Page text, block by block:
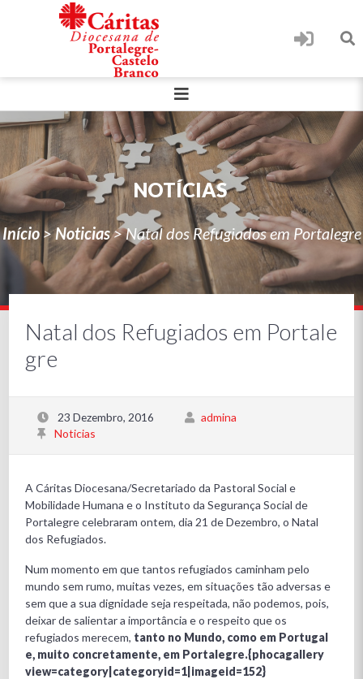
NOTÍCIAS
Início >Noticias>Natal dos Refugiados em Portalegre
Natal dos Refugiados em Portale
gre
23 Dezembro, 2016
admina
Noticias
A Cáritas Diocesana/Secretariado da Pastoral Social e
Mobilidade Humana e o Instituto da Segurança Social de
Portalegre celebraram ontem, dia 21 de Dezembro, o Natal
dos Refugiados.
Num momento em que tantos refugiados caminham pelo
mundo sem rumo, muitas vezes, em situações tão adversas e
sem que a sua dignidade seja respeitada, não podemos, pois,
deixar de salientar a importância e o respeito que os
refugiados merecem, tanto no Mundo, como em Portugal
e, muito concretamente, em Portalegre.{phocagallery
view=category|categoryid=1|imageid=152}